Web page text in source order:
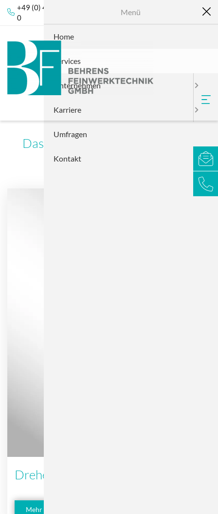
+49 (0) 4101 3843-
0
Das können wir für Sie umsetzen
Drehen
Mehr erfahren
Menü
Home
Services
Unternehmen
Karriere
Umfragen
Kontakt